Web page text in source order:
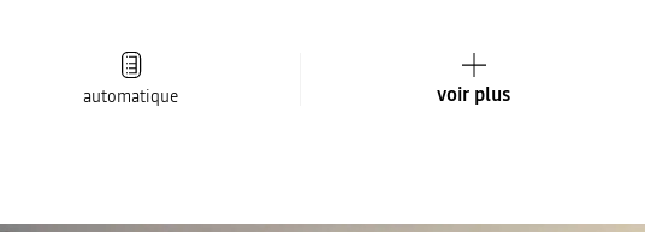
automatique voir plus